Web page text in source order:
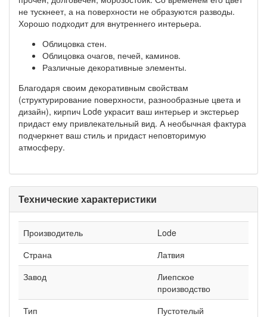
не тускнеет, а на поверхности не образуются разводы.
Хорошо подходит для внутреннего интерьера.
Облицовка стен.
Облицовка очагов, печей, каминов.
Различные декоративные элементы.
Благодаря своим декоративным свойствам
(структурирование поверхности, разнообразные цвета и
дизайн), кирпич Lode украсит ваш интерьер и экстерьер
придаст ему привлекательный вид. А необычная фактура
подчеркнет ваш стиль и придаст неповторимую
атмосферу.
Технические характеристики
Производитель
Lode
Страна
Латвия
Завод
Лиепское
производство
Тип
Пустотелый